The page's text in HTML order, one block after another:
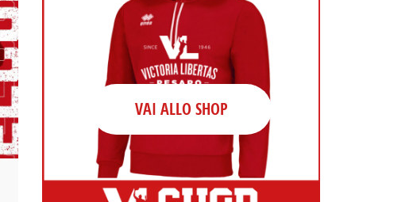
VAI ALLO SHOP